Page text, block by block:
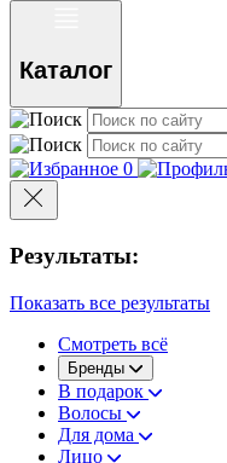
Каталог
0
Результаты:
Показать все результаты
Смотреть всё
Бренды
В подарок
Волосы
Для дома
Лицо